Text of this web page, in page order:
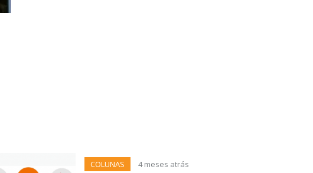
COLUNAS 4 meses atrás